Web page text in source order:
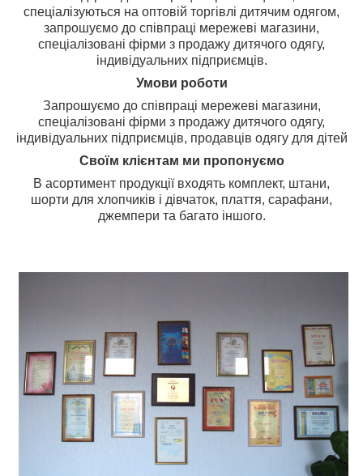
спеціалізуються на оптовій торгівлі дитячим одягом,
запрошуємо до співпраці мережеві магазини,
спеціалізовані фірми з продажу дитячого одягу,
індивідуальних підприємців.
Умови роботи
Запрошуємо до співпраці мережеві магазини,
спеціалізовані фірми з продажу дитячого одягу,
індивідуальних підприємців, продавців одягу для дітей
Своїм клієнтам ми пропонуємо
В асортимент продукції входять комплект, штани,
шорти для хлопчиків і дівчаток, плаття, сарафани,
джемпери та багато іншого.